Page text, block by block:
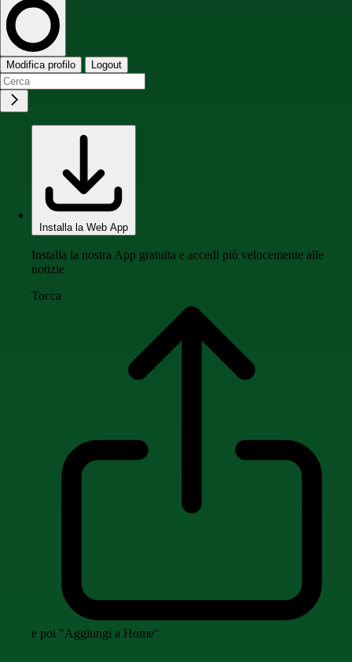
Modifica profilo Logout
Installa la Web App
Installa la nostra App gratuita e accedi più velocemente alle
notizie
Tocca
e poi "Aggiungi a Home"